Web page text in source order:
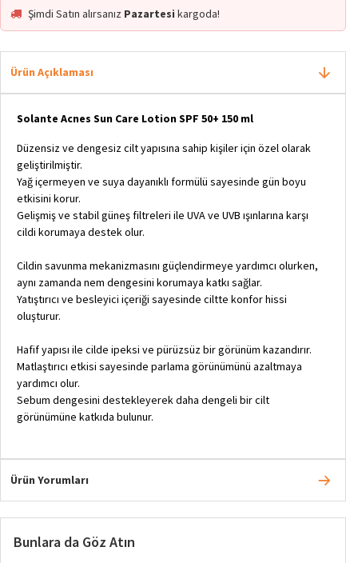
Şimdi Satın alırsanız Pazartesi kargoda!
Ürün Açıklaması
Solante Acnes Sun Care Lotion SPF 50+ 150 ml
Düzensiz ve dengesiz cilt yapısına sahip kişiler için özel olarak
geliştirilmiştir.
Yağ içermeyen ve suya dayanıklı formülü sayesinde gün boyu
etkisini korur.
Gelişmiş ve stabil güneş filtreleri ile UVA ve UVB ışınlarına karşı
cildi korumaya destek olur.
Cildin savunma mekanizmasını güçlendirmeye yardımcı olurken,
aynı zamanda nem dengesini korumaya katkı sağlar.
Yatıştırıcı ve besleyici içeriği sayesinde ciltte konfor hissi
oluşturur.
Hafif yapısı ile cilde ipeksi ve pürüzsüz bir görünüm kazandırır.
Matlaştırıcı etkisi sayesinde parlama görünümünü azaltmaya
yardımcı olur.
Sebum dengesini destekleyerek daha dengeli bir cilt
görünümüne katkıda bulunur.
Ürün Yorumları
Bunlara da Göz Atın